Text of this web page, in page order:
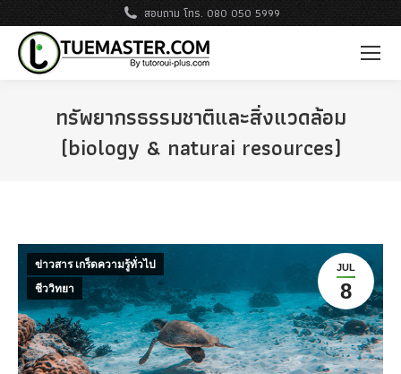
สอบถาม โทร. 080 050 5999
ทรัพยากรธรรมชาติและสิ่งแวดล้อม
(biology & naturai resources)
JUL
8
ข่าวสาร เกร็ดความรู้ทั่วไป
ชีววิทยา